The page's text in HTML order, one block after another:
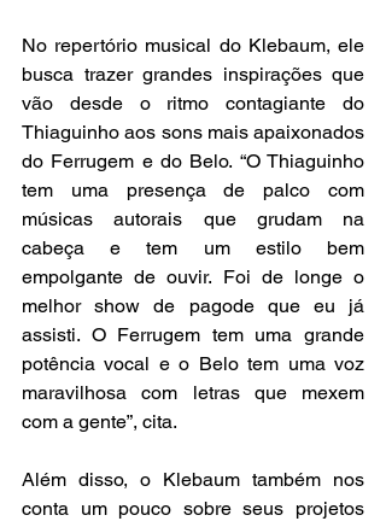
No repertório musical do Klebaum, ele
busca trazer grandes inspirações que
vão desde o ritmo contagiante do
Thiaguinho aos sons mais apaixonados
do Ferrugem e do Belo. “O Thiaguinho
tem uma presença de palco com
músicas autorais que grudam na
cabeça e tem um estilo bem
empolgante de ouvir. Foi de longe o
melhor show de pagode que eu já
assisti. O Ferrugem tem uma grande
potência vocal e o Belo tem uma voz
maravilhosa com letras que mexem
com a gente”, cita.
Além disso, o Klebaum também nos
conta um pouco sobre seus projetos